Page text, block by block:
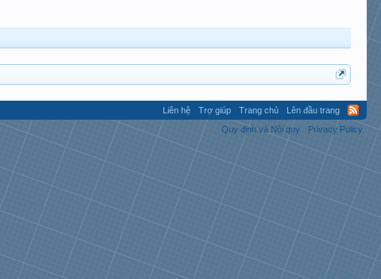
Liên hệ Trợ giúp Trang chủ
Lên đầu trang
Quy định và Nội quy
Privacy Policy